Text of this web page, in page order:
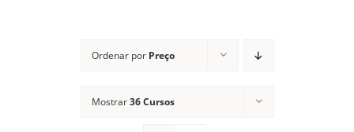
Financiado
Ordenar por Preço
Mostrar36 Cursos